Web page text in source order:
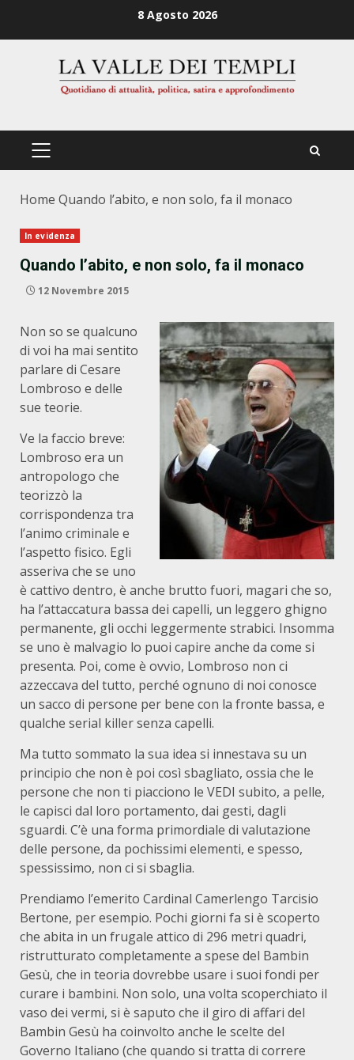
8 Agosto 2026
PRIMÄRES
Home Quando l’abito, e non solo, fa il monaco
In evidenza
Quando l’abito, e non solo, fa il monaco
12 Novembre 2015
Non so se qualcuno
di voi ha mai sentito
parlare di Cesare
Lombroso e delle
sue teorie.
Ve la faccio breve:
Lombroso era un
antropologo che
teorizzò la
corrispondenza tra
l’animo criminale e
l’aspetto fisico. Egli
asseriva che se uno
è cattivo dentro, è anche brutto fuori, magari che so,
ha l’attaccatura bassa dei capelli, un leggero ghigno
permanente, gli occhi leggermente strabici. Insomma
se uno è malvagio lo puoi capire anche da come si
presenta. Poi, come è ovvio, Lombroso non ci
azzeccava del tutto, perché ognuno di noi conosce
un sacco di persone per bene con la fronte bassa, e
qualche serial killer senza capelli.
Ma tutto sommato la sua idea si innestava su un
principio che non è poi così sbagliato, ossia che le
persone che non ti piacciono le VEDI subito, a pelle,
le capisci dal loro portamento, dai gesti, dagli
sguardi. C’è una forma primordiale di valutazione
delle persone, da pochissimi elementi, e spesso,
spessissimo, non ci si sbaglia.
Prendiamo l’emerito Cardinal Camerlengo Tarcisio
Bertone, per esempio. Pochi giorni fa si è scoperto
che abita in un frugale attico di 296 metri quadri,
ristrutturato completamente a spese del Bambin
Gesù, che in teoria dovrebbe usare i suoi fondi per
curare i bambini. Non solo, una volta scoperchiato il
vaso dei vermi, si è saputo che il giro di affari del
Bambin Gesù ha coinvolto anche le scelte del
Governo Italiano (che quando si tratta di correre